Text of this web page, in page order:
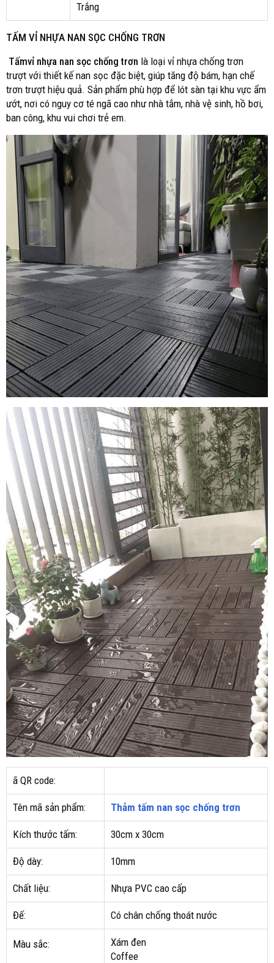
Trắng
TẤM VỈ NHỰA NAN SỌC CHỐNG TRƠN
Tấmvỉ nhựa nan sọc chống trơn là loại vỉ nhựa chống trơn
trượt với thiết kế nan sọc đặc biệt, giúp tăng độ bám, hạn chế
trơn trượt hiệu quả. Sản phẩm phù hợp để lót sàn tại khu vực ẩm
ướt, nơi có nguy cơ té ngã cao như nhà tắm, nhà vệ sinh, hồ bơi,
ban công, khu vui chơi trẻ em.
ã QR code:
Tên mã sản phẩm: Thảm tấm nan sọc chống trơn
Kích thước tấm: 30cm x 30cm
Độ dày: 10mm
Chất liệu: Nhựa PVC cao cấp
Đế: Có chân chống thoát nước
Màu sắc:
Xám đen
Coffee